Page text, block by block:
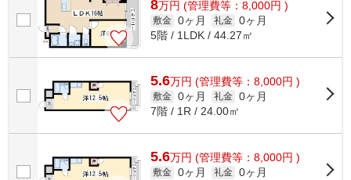
8万円 (管理費等：8,000円 )
敷金 0ヶ月 礼金 0ヶ月
5階 / 1LDK / 44.27㎡
5.6万円 (管理費等：8,000円 )
敷金 0ヶ月 礼金 0ヶ月
7階 / 1R / 24.00㎡
5.6万円 (管理費等：8,000円 )
敷金 0ヶ月 礼金 0ヶ月